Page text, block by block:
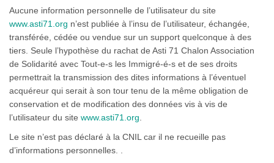
Aucune information personnelle de l’utilisateur du site
www.asti71.org n’est publiée à l’insu de l’utilisateur, échangée,
transférée, cédée ou vendue sur un support quelconque à des
tiers. Seule l’hypothèse du rachat de Asti 71 Chalon Association
de Solidarité avec Tout-e-s les Immigré-é-s et de ses droits
permettrait la transmission des dites informations à l’éventuel
acquéreur qui serait à son tour tenu de la même obligation de
conservation et de modification des données vis à vis de
l’utilisateur du site www.asti71.org
Le site n’est pas déclaré à la CNIL car il ne recueille pas
d’informations personnelles. .